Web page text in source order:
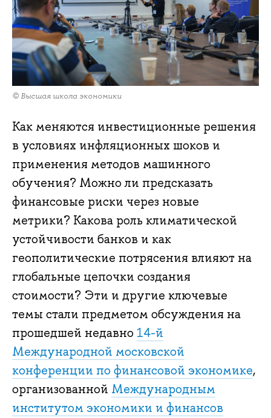
© Высшая школа экономики
Как меняются инвестиционные решения
в условиях инфляционных шоков и
применения методов машинного
обучения? Можно ли предсказать
финансовые риски через новые
метрики? Какова роль климатической
устойчивости банков и как
геополитические потрясения влияют на
глобальные цепочки создания
стоимости? Эти и другие ключевые
темы стали предметом обсуждения на
прошедшей недавно14-й
Международной московской
конференции по финансовой экономике,
организованной Международным
институтом экономики и финансов